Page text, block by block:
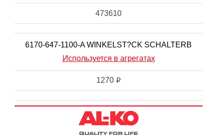
473610
6170-647-1100-A WINKELST?CK SCHALTERB
Используется в агрегатах
1270 i